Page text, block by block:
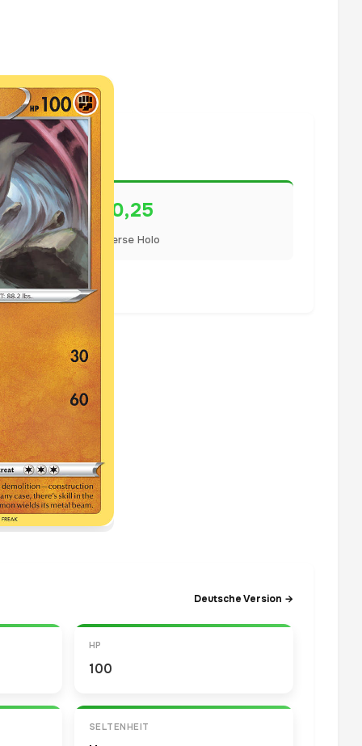
€0,25
Reverse Holo
Deutsche Version →
HP
100
SELTENHEIT